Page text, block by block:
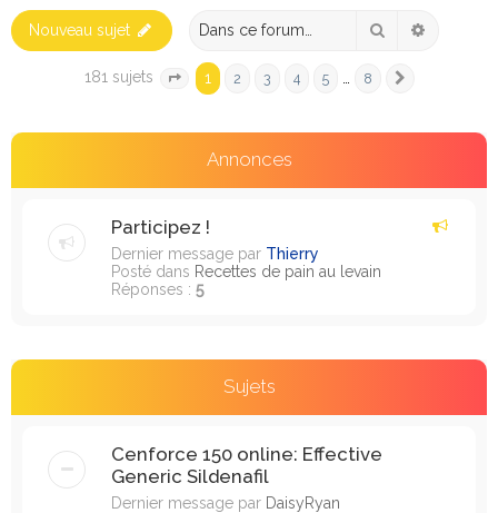
Nouveau sujet Rechercher
181 sujets Page1 sur 8
1 2 3 4 5 8
Annonces
Participez !
Dernier message par Thierry
Posté dans Recettes de pain au levain
Réponses : 5
Sujets
Cenforce 150 online: Effective
Generic Sildenafil
Dernier message par DaisyRyan